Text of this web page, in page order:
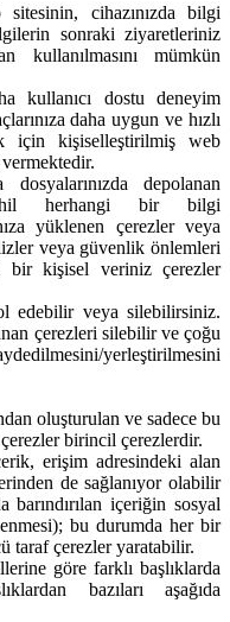
cihazınızda bilgi
sonraki ziyaretleriniz
kullanılmasını mümkün
kullanıcı dostu deneyim
daha uygun ve hızlı
için kişiselleştirilmiş web
depolanan
herhangi bir bilgi
yüklenen çerezler veya
veya güvenlik önlemleri
bir kişisel veriniz çerezler
edebilir veya silebilirsiniz.
çerezleri silebilir ve çoğu
yerleştirilmesini
oluşturulan ve sadece bu
birincil çerezlerdir.
erişim adresindeki alan
de sağlanıyor olabilir
içeriğin sosyal
bu durumda her bir
taraf çerezler yaratabilir.
göre farklı başlıklarda
bazıları aşağıda